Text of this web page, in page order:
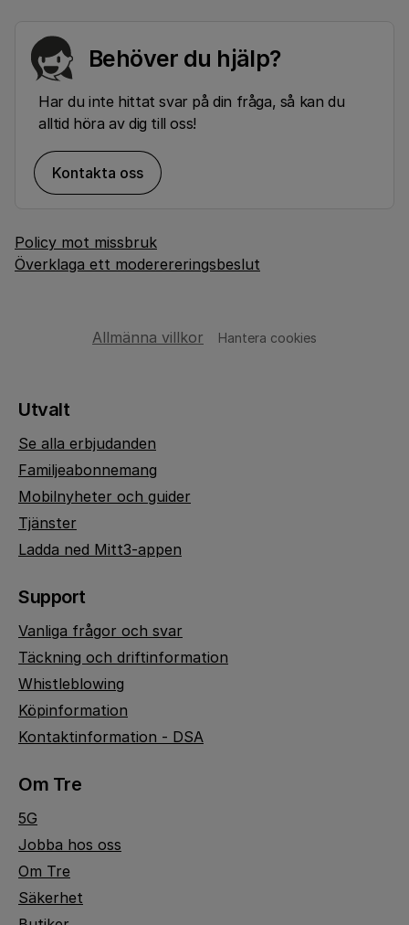
Behöver du hjälp?
Har du inte hittat svar på din fråga, så kan du
alltid höra av dig till oss!
Kontakta oss
Policy mot missbruk
Överklaga ett moderereringsbeslut
Allmänna villkor Hantera cookies
Utvalt
Se alla erbjudanden
Familjeabonnemang
Mobilnyheter och guider
Tjänster
Ladda ned Mitt3-appen
Support
Vanliga frågor och svar
Täckning och driftinformation
Whistleblowing
Köpinformation
Kontaktinformation - DSA
Om Tre
5G
Jobba hos oss
Om Tre
Säkerhet